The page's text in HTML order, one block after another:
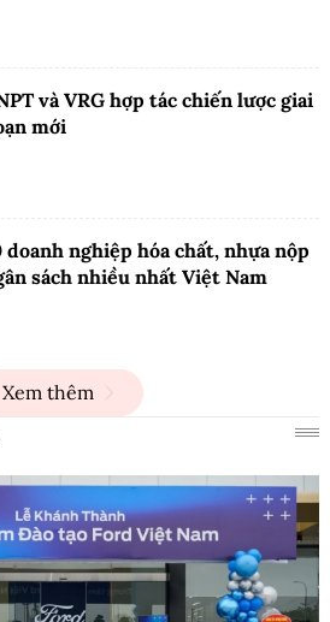
và VRG hợp tác chiến lược giai
mới
doanh nghiệp hóa chất, nhựa nộp
sách nhiều nhất Việt Nam
Xem thêm